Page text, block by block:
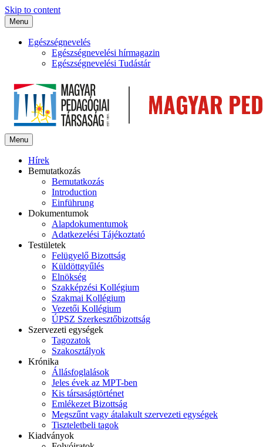
Skip to content
Menu
Egészségnevelés
Egészségnevelési hírmagazin
Egészségnevelési Tudástár
Menu
Hírek
Bemutatkozás
Bemutatkozás
Introduction
Einführung
Dokumentumok
Alapdokumentumok
Adatkezelési Tájékoztató
Testületek
Felügyelő Bizottság
Küldöttgyűlés
Elnökség
Szakképzési Kollégium
Szakmai Kollégium
Vezetői Kollégium
ÚPSZ Szerkesztőbizottság
Szervezeti egységek
Tagozatok
Szakosztályok
Krónika
Állásfoglalások
Jeles évek az MPT-ben
Kis társaságtörténet
Emlékezet Bizottság
Megszűnt vagy átalakult szervezeti egységek
Tiszteletbeli tagok
Kiadványok